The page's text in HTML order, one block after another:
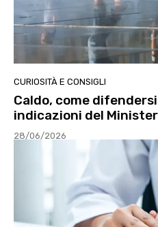
CURIOSITÀ E CONSIGLI
Caldo, come
indicazioni del
28/06/2026